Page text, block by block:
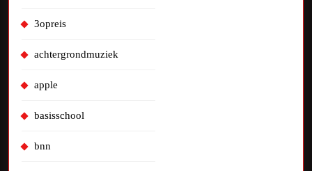
3opreis
achtergrondmuziek
apple
basisschool
bnn